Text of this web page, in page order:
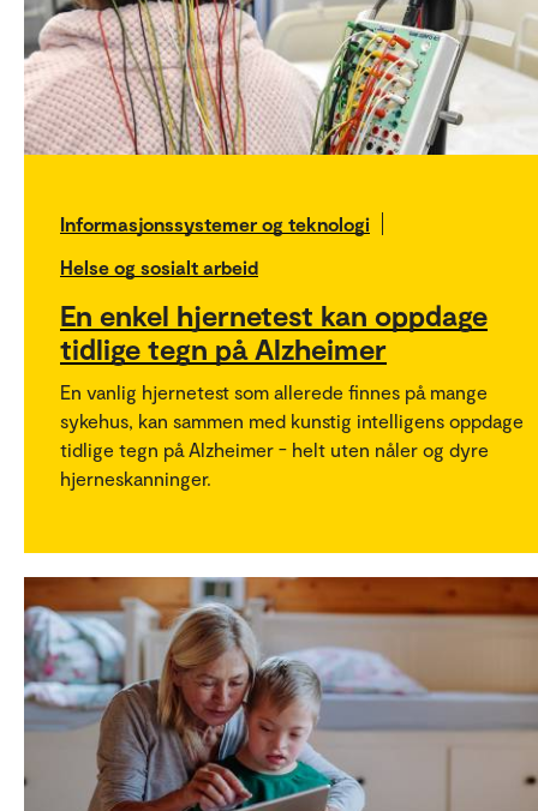
Informasjonssystemer og teknologi
Helse og sosialt arbeid
En enkel hjernetest kan oppdage
tidlige tegn på Alzheimer
En vanlig hjernetest som allerede finnes på mange
sykehus, kan sammen med kunstig intelligens oppdage
tidlige tegn på Alzheimer - helt uten nåler og dyre
hjerneskanninger.